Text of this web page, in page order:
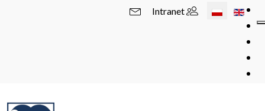
Wybierz swój
Intranet